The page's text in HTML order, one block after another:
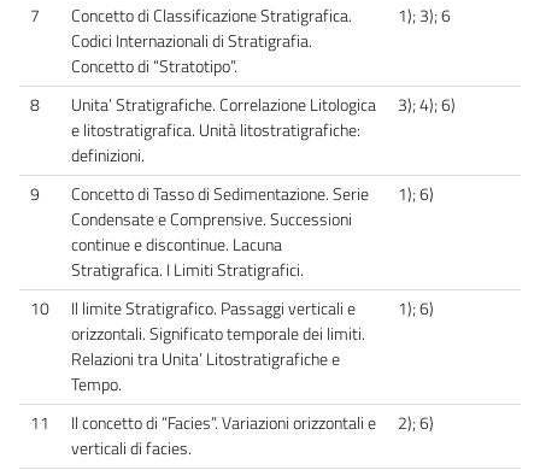
7
Concetto di Classificazione Stratigrafica.
Codici Internazionali di Stratigrafia.
Concetto di “Stratotipo”.
1); 3); 6
8
Unita’ Stratigrafiche. Correlazione Litologica
e litostratigrafica. Unità litostratigrafiche:
definizioni.
3); 4); 6)
9
Concetto di Tasso di Sedimentazione. Serie
Condensate e Comprensive. Successioni
continue e discontinue. Lacuna
Stratigrafica. I Limiti Stratigrafici.
1); 6)
10
Il limite Stratigrafico. Passaggi verticali e
orizzontali. Significato temporale dei limiti.
Relazioni tra Unita’ Litostratigrafiche e
Tempo.
1); 6)
11
Il concetto di “Facies”. Variazioni orizzontali e
verticali di facies.
2); 6)